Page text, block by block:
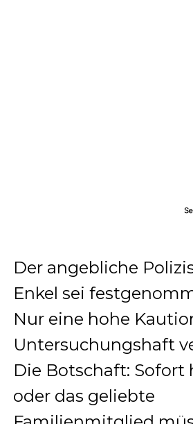
Der angebliche
Enkel sei
Nur eine hohe
Untersuchungshaft
Die Botschaft: Sofort
oder das geliebte